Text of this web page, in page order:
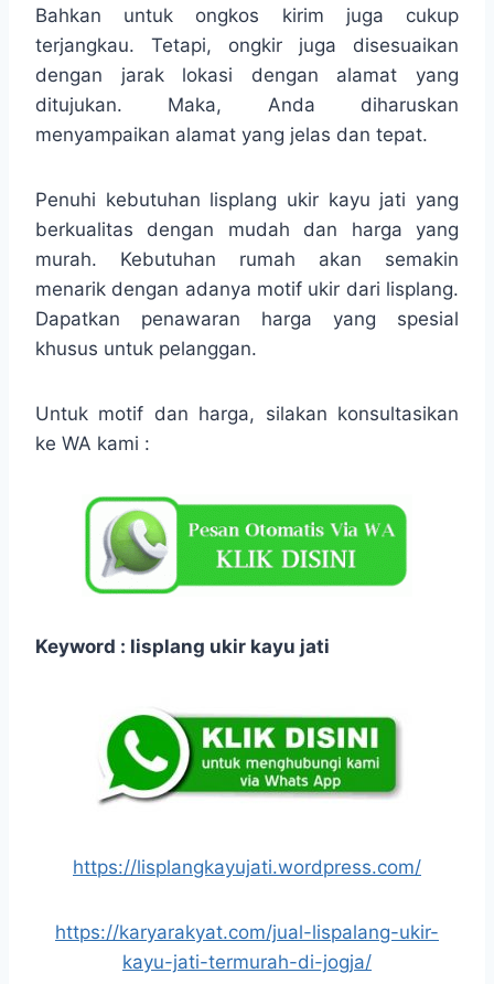
Bahkan untuk ongkos kirim juga cukup
terjangkau. Tetapi, ongkir juga disesuaikan
dengan jarak lokasi dengan alamat yang
ditujukan. Maka, Anda diharuskan
menyampaikan alamat yang jelas dan tepat.
Penuhi kebutuhan lisplang ukir kayu jati yang
berkualitas dengan mudah dan harga yang
murah. Kebutuhan rumah akan semakin
menarik dengan adanya motif ukir dari lisplang.
Dapatkan penawaran harga yang spesial
khusus untuk pelanggan.
Untuk motif dan harga, silakan konsultasikan
ke WA kami :
Keyword : lisplang ukir kayu jati
https://lisplangkayujati.wordpress.com/
https://karyarakyat.com/jual-lispalang-ukir-
kayu-jati-termurah-di-jogja/